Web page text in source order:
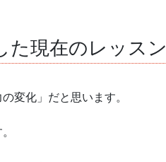
た現在のレッスン
変化」だと思います。